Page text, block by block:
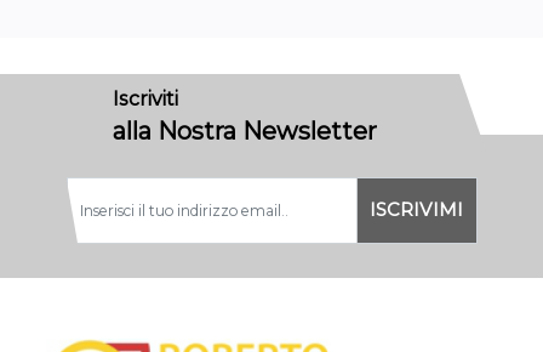
Iscriviti
alla Nostra Newsletter